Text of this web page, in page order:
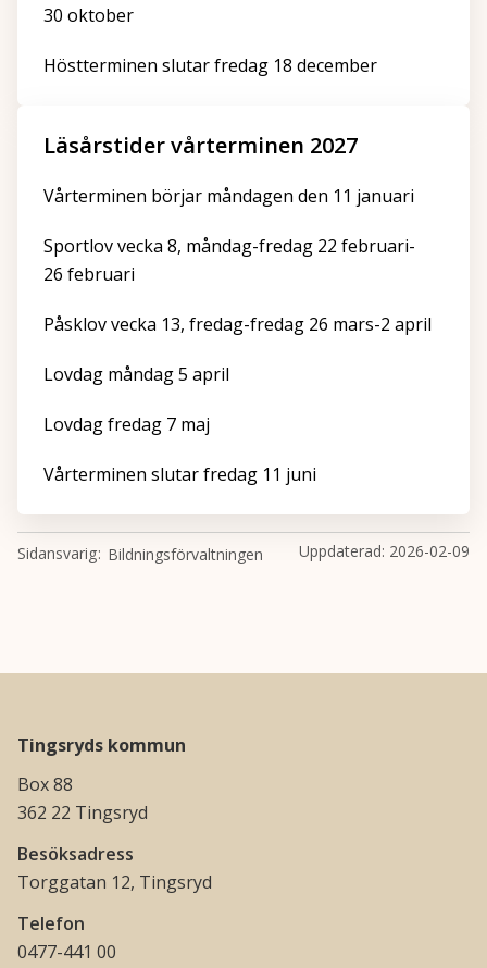
30 oktober
Höstterminen slutar fredag 18 december
Läsårstider vårterminen 2027
Vårterminen börjar måndagen den 11 januari
Sportlov vecka 8, måndag-fredag 22 februari-
26 februari
Påsklov vecka 13, fredag-fredag 26 mars-2 april
Lovdag måndag 5 april
Lovdag fredag 7 maj
Vårterminen slutar fredag 11 juni
Bildningsförvaltningen
Sidansvarig Uppdaterad: 2026-02-09
Tingsryds kommun
Box 88
362 22 Tingsryd
Besöksadress
Torggatan 12, Tingsryd
Telefon
0477-441 00